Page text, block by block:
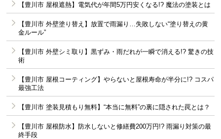
【豊川市 屋根遮熱】電気代が年間5万円安くなる!? 魔法の塗装とは
【豊川市 外壁塗り替え】放置で雨漏り…失敗しない“塗り替えの黄
金ルール”
【豊川市 外壁シミ取り】黒ずみ・雨だれが一瞬で消える!? 驚きの技
術
【豊川市 屋根コーティング】やらないと屋根寿命が半分に!? コスパ
最強工法
【豊川市 塗装見積もり無料】“本当に無料”の裏に隠された罠とは？
【豊川市 屋根防水】防水しないと修繕費200万円!? 雨漏り対策の最
終手段